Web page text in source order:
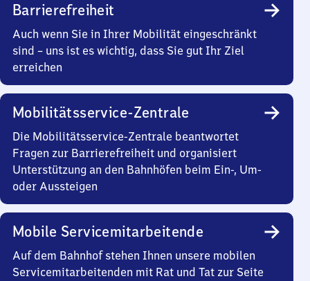
Barrierefreiheit
Auch wenn Sie in Ihrer Mobilität eingeschränkt
sind – uns ist es wichtig, dass Sie gut Ihr Ziel
erreichen
Mobilitätsservice-Zentrale
Die Mobilitätsservice-Zentrale beantwortet
Fragen zur Barrierefreiheit und organisiert
Unterstützung an den Bahnhöfen beim Ein-, Um-
oder Aussteigen
Mobile Servicemitarbeitende
Auf dem Bahnhof stehen Ihnen unsere mobilen
Servicemitarbeitenden mit Rat und Tat zur Seite